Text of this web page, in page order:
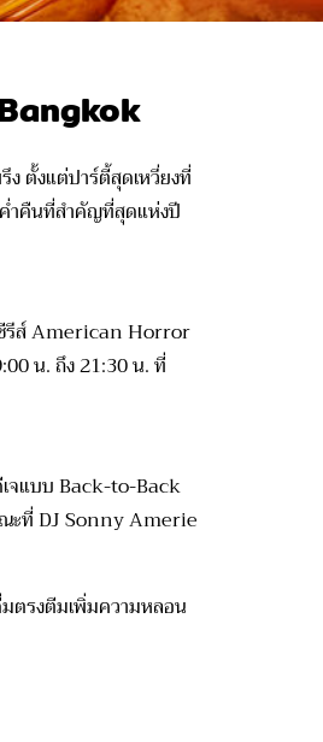
ตั้งแต่ปาร์ตี้สุดเหวี่ยงที่
ค่ำคืนที่สำคัญที่สุดแห่งปี
รีส์ American Horror
น. ถึง 21:30 น. ที่
เจแบบ Back-to-Back
ณะที่ DJ Sonny Amerie
ตรงตีมเพิ่มความหลอน